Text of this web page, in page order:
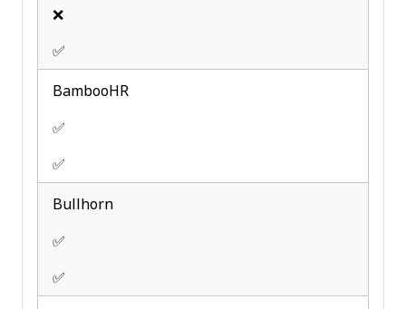
❌
✅
BambooHR
✅
✅
Bullhorn
✅
✅